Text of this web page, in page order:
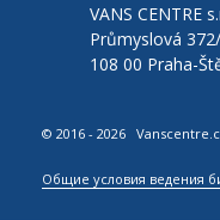
VANS CENTRE
Průmyslová
108 00 Praha-
© 2016 - 2026
Общие условия ведения